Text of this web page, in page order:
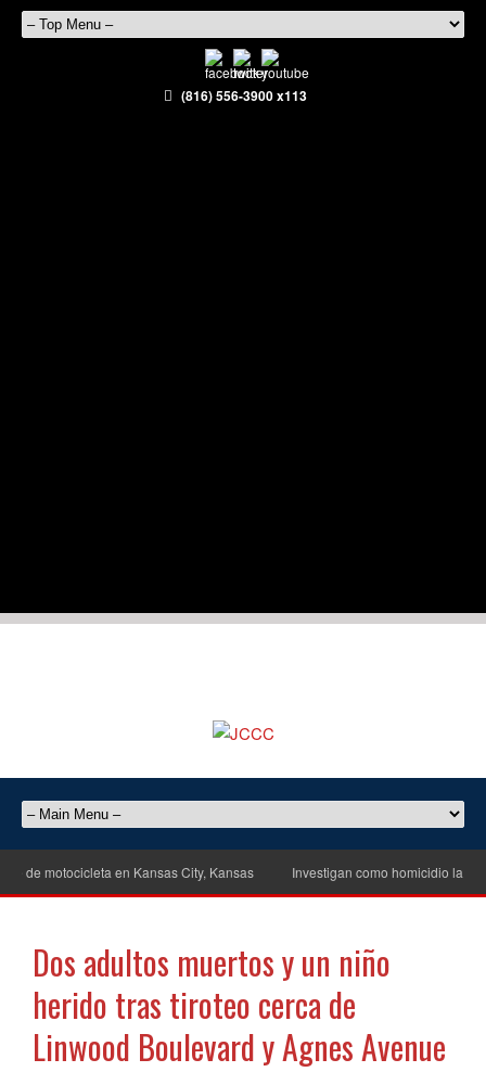
(816) 556-3900 x113
motocicleta en Kansas City, Kansas Investigan como homicidio la
Dos adultos muertos y un niño
herido tras tiroteo cerca de
Linwood Boulevard y Agnes Avenue